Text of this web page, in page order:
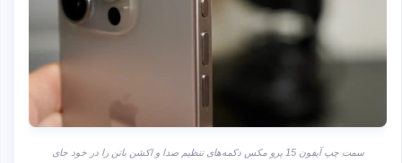
سمت چپ آیفون 15 پرو مکس دکمه‌های تنظیم صدا و اکشن باتن را در خود جای